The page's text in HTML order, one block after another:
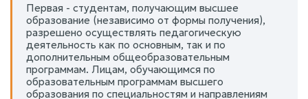
Первая - студентам, получающим высшее
образование (независимо от формы получения),
разрешено осуществлять педагогическую
деятельность как по основным, так и по
дополнительным общеобразовательным
программам. Лицам, обучающимся по
образовательным программам высшего
образования по специальностям и направлениям